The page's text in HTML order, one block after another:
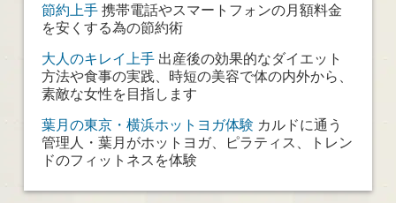
節約上手携帯電話やスマートフォンの月額料金
を安くする為の節約術
大人のキレイ上手出産後の効果的なダイエット
方法や食事の実践、時短の美容で体の内外から、
素敵な女性を目指します
葉月の東京・横浜ホットヨガ体験 カルドに通う
管理人・葉月がホットヨガ、ピラティス、トレン
ドのフィットネスを体験